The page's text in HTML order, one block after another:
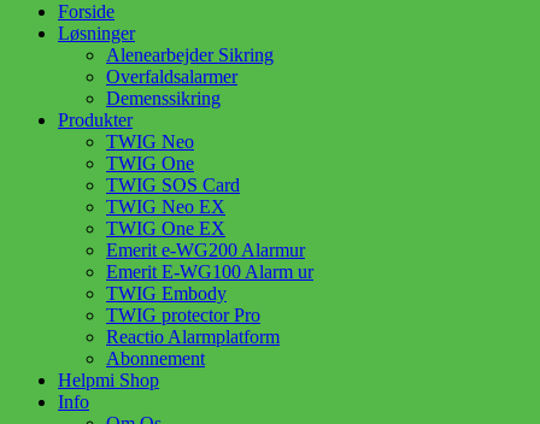
Forside
Løsninger
Alenearbejder Sikring
Overfaldsalarmer
Demenssikring
Produkter
TWIG Neo
TWIG One
TWIG SOS Card
TWIG Neo EX
TWIG One EX
Emerit e-WG200 Alarmur
Emerit E-WG100 Alarm ur
TWIG Embody
TWIG protector Pro
Reactio Alarmplatform
Abonnement
Helpmi Shop
Info